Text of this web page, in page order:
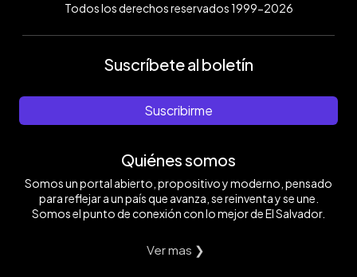
Todos los derechos reservados 1999-2026
Suscríbete al boletín
Suscribirme
Quiénes somos
Somos un portal abierto, propositivo y moderno, pensado
para reflejar a un país que avanza, se reinventa y se une.
Somos el punto de conexión con lo mejor de El Salvador.
Ver mas ❯